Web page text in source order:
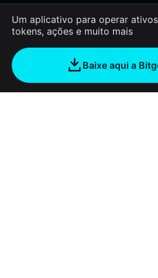
Um aplicativo para operar
tokens, ações e muito mais
Baixe aqui a